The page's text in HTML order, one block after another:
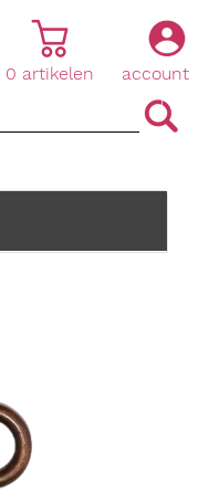
account
|
0 artikelen